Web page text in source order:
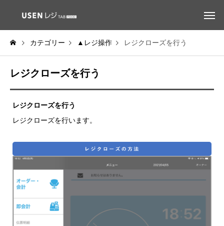
カテゴリー ▲レジ操作 レジクローズを行う
レジクローズを行う
レジクローズを行う
レジクローズを行います。